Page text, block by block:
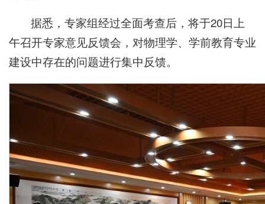
据悉，专家组经过全面考查后，将于20日上
午召开专家意见反馈会，对物理学、学前教育专业
建设中存在的问题进行集中反馈。